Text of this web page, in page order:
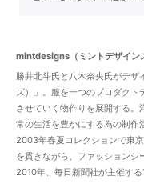
mintdesigns（ミントデザイン
勝井北斗氏と八木奈央氏がデ
ズ）」。服を一つのプロダクト
させていく物作りを展開する。
常の生活を豊かにする為の制作
2003年春夏コレクションで東
を貫きながら、ファッションシ
2010年、毎日新聞社が主催する